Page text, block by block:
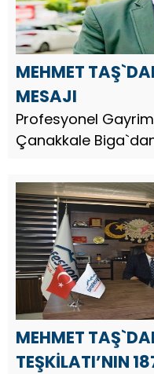
MEHMET
MESAJI
Profesyonel
Çanakkale
Babalar Günü
MEHMET
TEŞKİLATI’NIN